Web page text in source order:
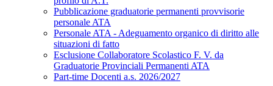
Pubblicazione graduatorie permanenti provvisorie
personale ATA
Personale ATA - Adeguamento organico di diritto alle
situazioni di fatto
Esclusione Collaboratore Scolastico F. V. da
Graduatorie Provinciali Permanenti ATA
Part-time Docenti a.s. 2026/2027